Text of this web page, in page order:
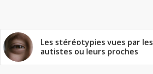
Les stéréotypies vues par
autistes ou leurs proches